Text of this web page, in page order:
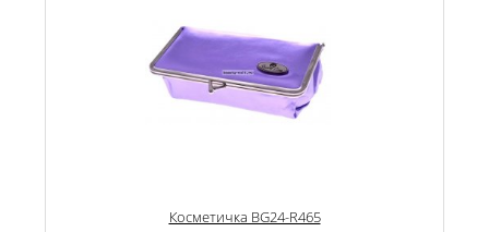
Косметичка BG24-R465